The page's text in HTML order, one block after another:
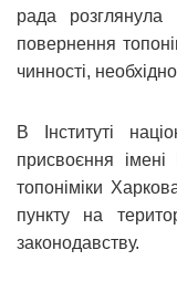
рада
повернення
чинності,
В Інституті
присвоєння імені
топоніміки
пункту на
законодавству.